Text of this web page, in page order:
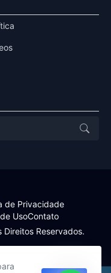
Direitos Reservados.
de Privacidade
UsoContato